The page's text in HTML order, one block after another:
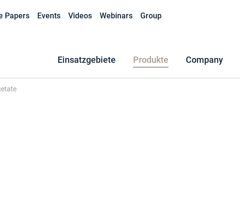
Papers Events Videos Webinars Group
Einsatzgebiete Produkte Company